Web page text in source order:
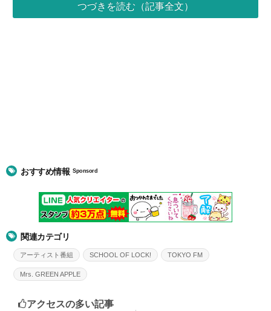
つづきを読む（記事全文）
おすすめ情報Sponsord
関連カテゴリ
アーティスト番組 SCHOOL OF LOCK! TOKYO FM
Mrs. GREEN APPLE
アクセスの多い記事